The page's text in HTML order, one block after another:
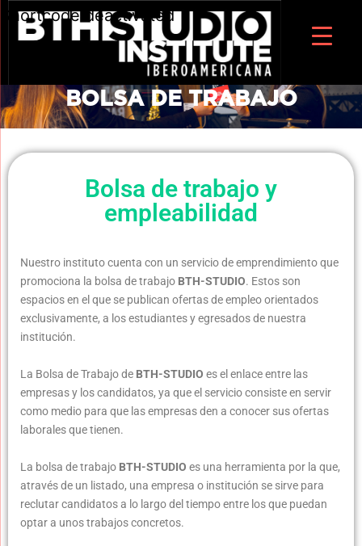
Shortcode deactivated
BOLSA DE TRABAJO
Bolsa de trabajo y
empleabilidad
Nuestro instituto cuenta con un servicio de emprendimiento que
promociona la bolsa de trabajo BTH-STUDIO. Estos son
espacios en el que se publican ofertas de empleo orientados
exclusivamente, a los estudiantes y egresados de nuestra
institución.
La Bolsa de Trabajo de BTH-STUDIO es el enlace entre las
empresas y los candidatos, ya que el servicio consiste en servir
como medio para que las empresas den a conocer sus ofertas
laborales que tienen.
La bolsa de trabajo BTH-STUDIO es una herramienta por la que,
através de un listado, una empresa o institución se sirve para
reclutar candidatos a lo largo del tiempo entre los que puedan
optar a unos trabajos concretos.